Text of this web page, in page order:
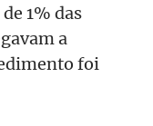
1% das
a
foi